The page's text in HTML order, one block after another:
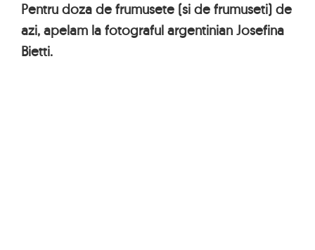
Pentru doza de frumusete (si de frumuseti) de
azi, apelam la fotograful argentinian Josefina
Bietti.